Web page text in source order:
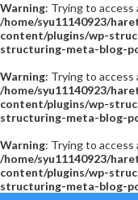
Warning: Trying to
/home/syu11140923/
content/plugins/wp-
structuring-meta-blog-
Warning: Trying to
/home/syu11140923/
content/plugins/wp-
structuring-meta-blog-
Warning: Trying to
/home/syu11140923/
content/plugins/wp-
structuring-meta-blog-